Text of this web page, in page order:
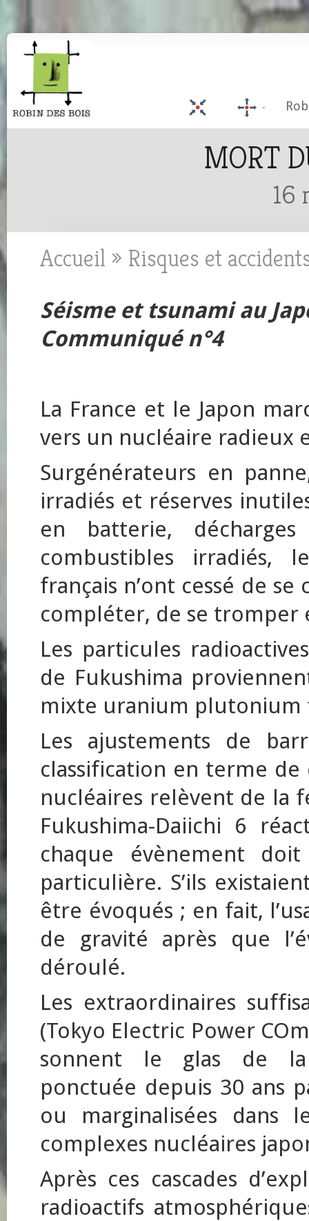
MORT
16
Accueil » Risques et
Séisme et tsunami au
Communiqué n°4
La France et le Japon
vers un nucléaire radieux
Surgénérateurs en
irradiés et réserves
en batterie,
combustibles irradiés,
français n’ont cessé de
compléter, de se
Les particules
de Fukushima
mixte uranium plutonium
Les ajustements de
classification en terme
nucléaires relèvent de la
Fukushima-Daiichi 6
chaque évènement
particulière. S’ils
être évoqués ; en fait,
de gravité après que
déroulé.
Les extraordinaires
(Tokyo Electric Power
sonnent le glas de la
ponctuée depuis 30 ans
ou marginalisées dans
complexes nucléaires
Après ces cascades
radioactifs